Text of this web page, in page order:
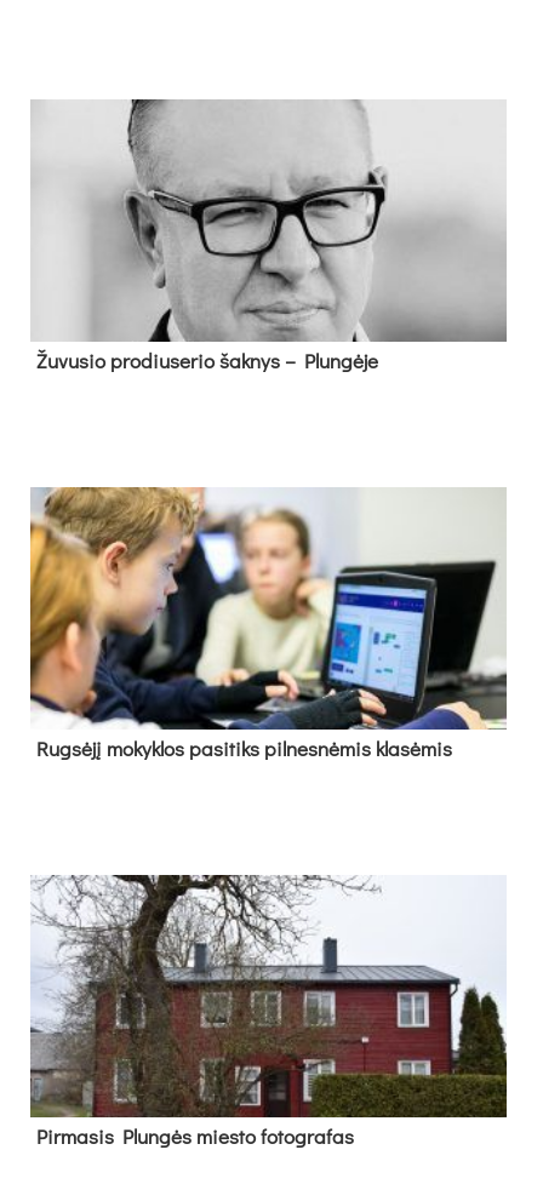
Žu­vu­sio pro­diu­se­rio šak­nys – Plun­gė­je
Rug­sė­jį mo­kyk­los pa­si­tiks pil­nes­nė­mis kla­sė­mis
Pir­ma­sis Plun­gės mies­to fo­tog­ra­fas